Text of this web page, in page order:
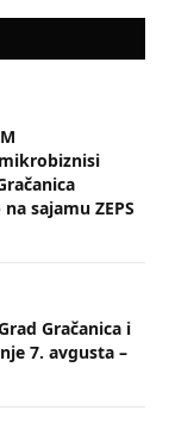
mikrobiznisi
sajamu ZEPS
Gračanica i
7. avgusta –